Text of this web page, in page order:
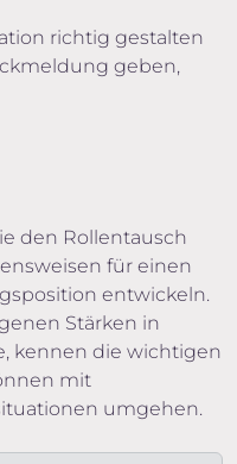
richtig gestalten
geben,
den Rollentausch
für einen
entwickeln.
Stärken in
kennen die wichtigen
mit
umgehen.